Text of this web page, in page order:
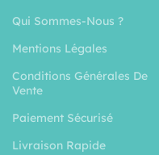
Qui Sommes-Nous ?
Mentions Légales
Conditions Générales De
Vente
Paiement Sécurisé
Livraison Rapide